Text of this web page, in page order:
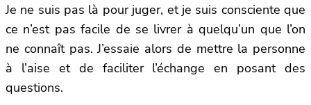
Je ne suis pas là pour juger, et je suis consciente que
ce n’est pas facile de se livrer à quelqu’un que l’on
ne connaît pas. J’essaie alors de mettre la personne
à l’aise et de faciliter l’échange en posant des
questions.